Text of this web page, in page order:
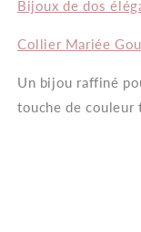
Bijoux de dos
Collier Mariée
Un bijou raffiné
touche de couleur